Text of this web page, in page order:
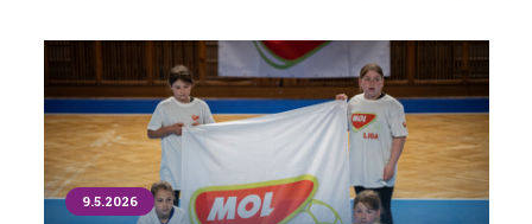
9.5.2026